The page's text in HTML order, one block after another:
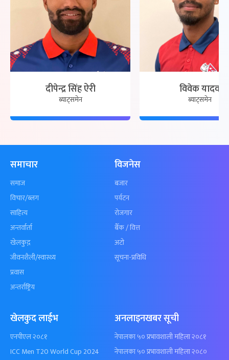
दीपेन्द्र सिंह ऐरी
ब्याट्समेन
विवेक यादव
ब्याट्समेन
समाचार
समाज
विचार/ब्लग
साहित्य
अन्तर्वार्ता
खेलकुद़़
जीवनशैली/स्वास्थ्य
प्रवास
अन्तर्राष्ट्रिय
विजनेस
बजार
पर्यटन
रोजगार
बैँक / वित्त
अटो
सूचना-प्रविधि
खेलकुद लाईभ
एनपीएल २०८१
ICC Men T20 World Cup 2024
अनलाइनखबर सूची
नेपालका ५० प्रभावशाली महिला २०८१
नेपालका ५० प्रभावशाली महिला २०८०